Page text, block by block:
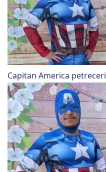
Capitan America petreceri